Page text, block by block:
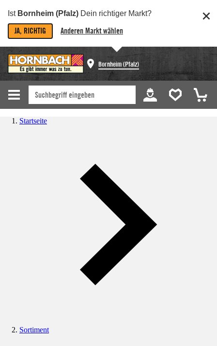
Ist Bornheim (Pfalz) Dein richtiger Markt?
JA, RICHTIG Anderen Markt wählen
Bornheim (Pfalz)
Startseite
Sortiment